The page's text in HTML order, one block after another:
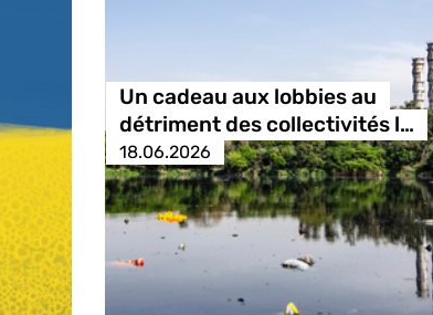
Un cadeau aux lobbies au
détriment des collectivités l…
18.06.2026